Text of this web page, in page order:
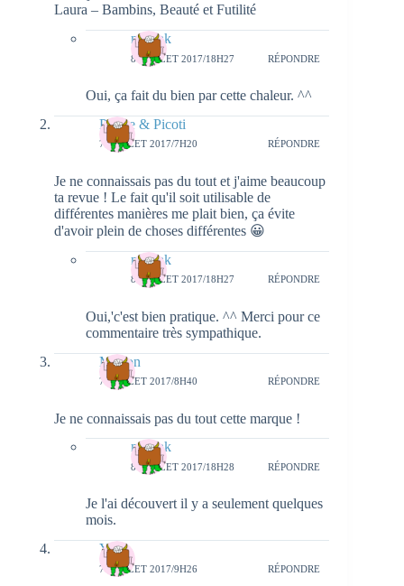
Laura – Bambins, Beauté et Futilité
natieak
8 JUILLET 2017/18H27 RÉPONDRE
Oui, ça fait du bien par cette chaleur. ^^
Plume & Picoti
7 JUILLET 2017/7H20 RÉPONDRE
Je ne connaissais pas du tout et j'aime beaucoup
ta revue ! Le fait qu'il soit utilisable de
différentes manières me plait bien, ça évite
d'avoir plein de choses différentes 😀
natieak
8 JUILLET 2017/18H27 RÉPONDRE
Oui,'c'est bien pratique. ^^ Merci pour ce
commentaire très sympathique.
Marion
7 JUILLET 2017/8H40 RÉPONDRE
Je ne connaissais pas du tout cette marque !
natieak
8 JUILLET 2017/18H28 RÉPONDRE
Je l'ai découvert il y a seulement quelques
mois.
Yitu
7 JUILLET 2017/9H26 RÉPONDRE